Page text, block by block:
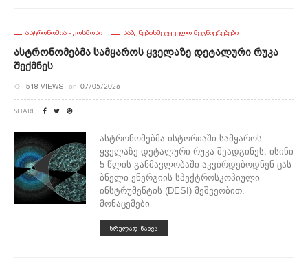
ᲐᲡᲢᲠᲝᲜᲝᲛᲘᲐ - ᲙᲝᲡᲛᲝᲡᲘ ᲡᲐᲑᲣᲜᲔᲑᲘᲡᲛᲔᲢᲧᲕᲔᲚᲝ ᲛᲔᲪᲜᲘᲔᲠᲔᲑᲔᲑᲘ
Ასტრონომებმა Სამყაროს Ყველაზე Დეტალური Რუკა
Შექმნეს
518 VIEWS on 07/05/2026
SHARE
ასტრონომებმა ისტორიაში სამყაროს
ყველაზე დეტალური რუკა შეადგინეს. ისინი
5 წლის განმავლობაში აკვირდებოდნენ ცას
ბნელი ენერგიის სპექტროსკოპიული
ინსტრუმენტის (DESI) მეშვეობით.
მონაცემები
ᲡᲠᲣᲚᲐᲓ ᲜᲐᲮᲕᲐ